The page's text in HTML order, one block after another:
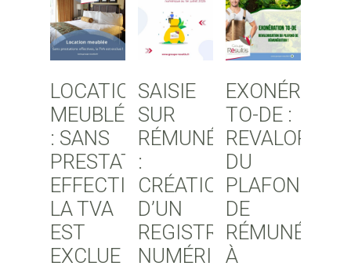
LOCATION
MEUBLÉE
: SANS
PRESTATIONS
EFFECTIVES,
LA TVA
EST
EXCLUE
SAISIE
SUR
RÉMUNÉRATIONS
:
CRÉATION
D’UN
REGISTRE
NUMÉRIQUE
TO-DE :
DU
PLAFOND
DE
À